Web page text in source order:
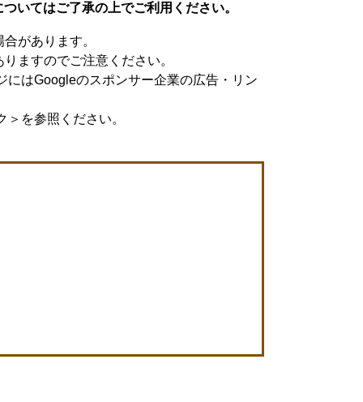
いてはご了承の上でご利用ください。
があります。
ますのでご注意ください。
はGoogleのスポンサー企業の広告・リン
＞ を参照ください。